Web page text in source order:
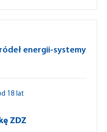
energii-systemy
18 lat
ZDZ